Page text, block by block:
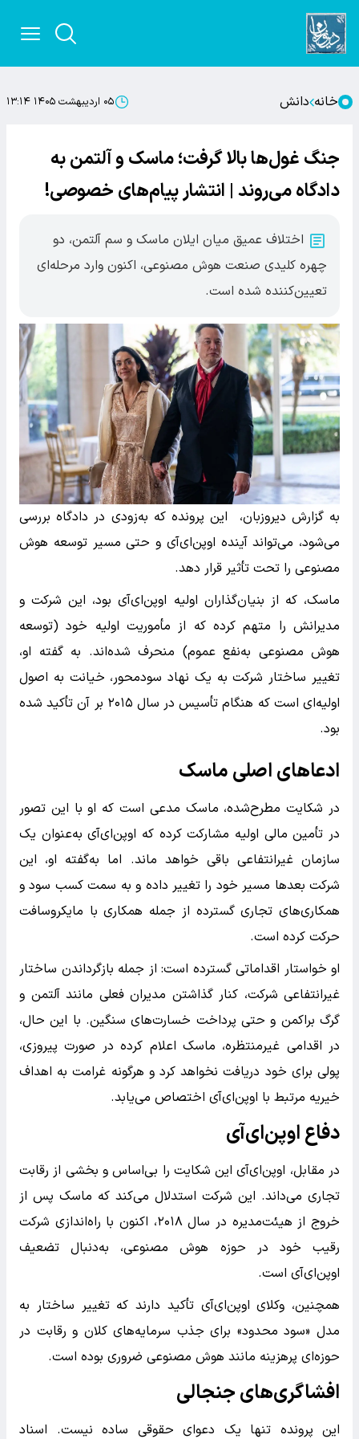
خانه دانش ۰۵ اردیبهشت ۱۴۰۵ ۱۳:۱۴
جنگ غول‌ها بالا گرفت؛ ماسک و آلتمن به
دادگاه می‌روند | انتشار پیام‌های خصوصی!
اختلاف عمیق میان ایلان ماسک و سم آلتمن، دو
چهره کلیدی صنعت هوش مصنوعی، اکنون وارد مرحله‌ای
تعیین‌کننده شده است.
به گزارش دیروزبان، این پرونده که به‌زودی در دادگاه بررسی
می‌شود، می‌تواند آینده اوپن‌ای‌آی و حتی مسیر توسعه هوش
مصنوعی را تحت تأثیر قرار دهد.
ماسک، که از بنیان‌گذاران اولیه اوپن‌ای‌آی بود، این شرکت و
مدیرانش را متهم کرده که از مأموریت اولیه خود (توسعه
هوش مصنوعی به‌نفع عموم) منحرف شده‌اند. به گفته او،
تغییر ساختار شرکت به یک نهاد سودمحور، خیانت به اصول
اولیه‌ای است که هنگام تأسیس در سال ۲۰۱۵ بر آن تأکید شده
بود.
ادعاهای اصلی ماسک
در شکایت مطرح‌شده، ماسک مدعی است که او با این تصور
در تأمین مالی اولیه مشارکت کرده که اوپن‌ای‌آی به‌عنوان یک
سازمان غیرانتفاعی باقی خواهد ماند. اما به‌گفته او، این
شرکت بعدها مسیر خود را تغییر داده و به سمت کسب سود و
همکاری‌های تجاری گسترده از جمله همکاری با مایکروسافت
حرکت کرده است.
او خواستار اقداماتی گسترده است: از جمله بازگرداندن ساختار
غیرانتفاعی شرکت، کنار گذاشتن مدیران فعلی مانند آلتمن و
گرگ براکمن و حتی پرداخت خسارت‌های سنگین. با این حال،
در اقدامی غیرمنتظره، ماسک اعلام کرده در صورت پیروزی،
پولی برای خود دریافت نخواهد کرد و هرگونه غرامت به اهداف
خیریه مرتبط با اوپن‌ای‌آی اختصاص می‌یابد.
دفاع اوپن‌ای‌آی
در مقابل، اوپن‌ای‌آی این شکایت را بی‌اساس و بخشی از رقابت
تجاری می‌داند. این شرکت استدلال می‌کند که ماسک پس از
خروج از هیئت‌مدیره در سال ۲۰۱۸، اکنون با راه‌اندازی شرکت
رقیب خود در حوزه هوش مصنوعی، به‌دنبال تضعیف
اوپن‌ای‌آی است.
همچنین، وکلای اوپن‌ای‌آی تأکید دارند که تغییر ساختار به
مدل «سود محدود» برای جذب سرمایه‌های کلان و رقابت در
حوزه‌ای پرهزینه مانند هوش مصنوعی ضروری بوده است.
افشاگری‌های جنجالی
این پرونده تنها یک دعوای حقوقی ساده نیست. اسناد